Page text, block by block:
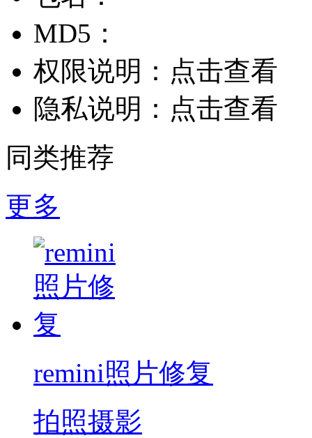
MD5：
权限说明： 点击查看
隐私说明： 点击查看
同类推荐
更多
remini照片修复
拍照摄影